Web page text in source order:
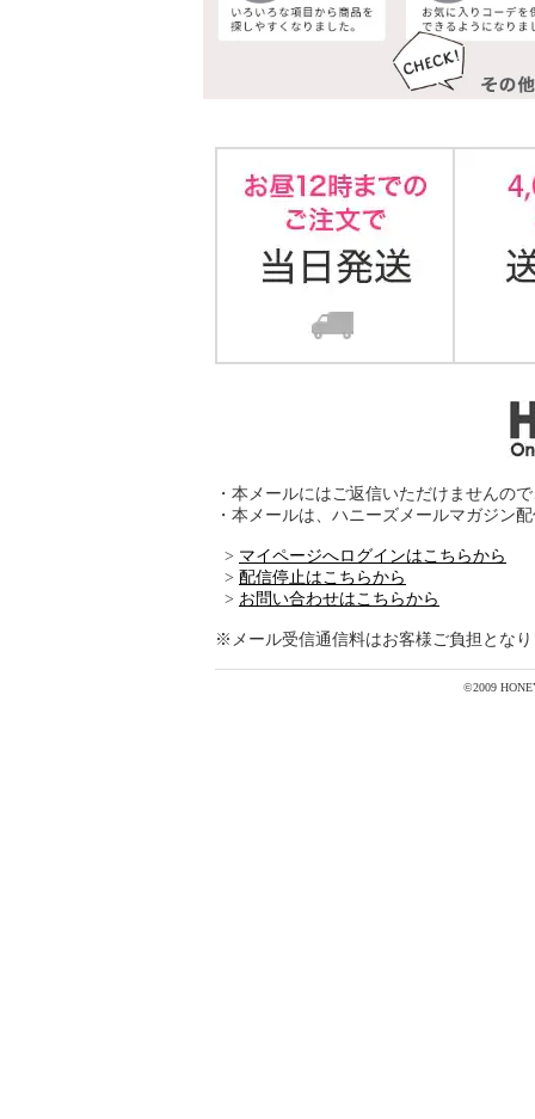
・本メールにはご返信いただけませんの
・本メールは、ハニーズメールマガジン
> マイページへログインはこちらから
> 配信停止はこちらから
> お問い合わせはこちらから
※メール受信通信料はお客様ご負担とな
©2009